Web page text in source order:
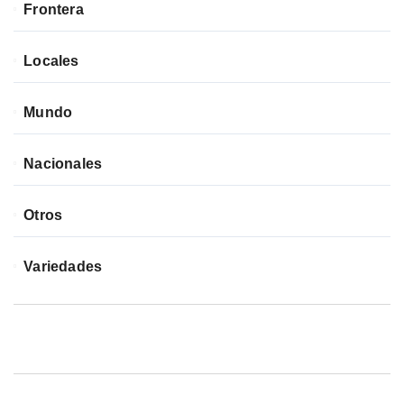
Frontera
Locales
Mundo
Nacionales
Otros
Variedades